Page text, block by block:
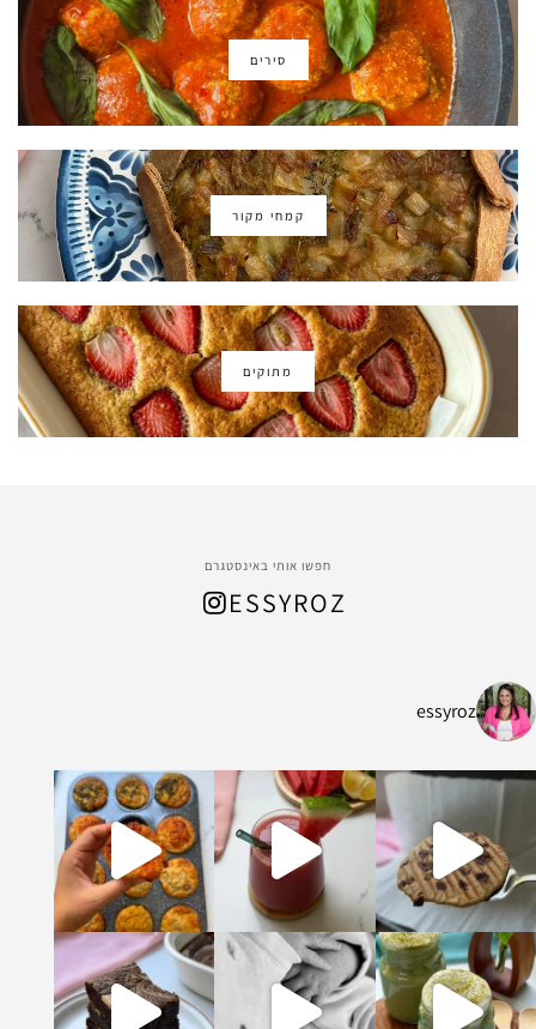
סירים
קמחי מקור
מתוקים
חפשו אותי באינסטגרם
ESSYROZ
essyroz
החום המתקרב, הכנתי
ושיבולת שועל עשיר ומהמם שמתאים לארוח
וברוכה שיש בעולם
וקקאו מופלא ונימוח והכי אבל הכי טעים